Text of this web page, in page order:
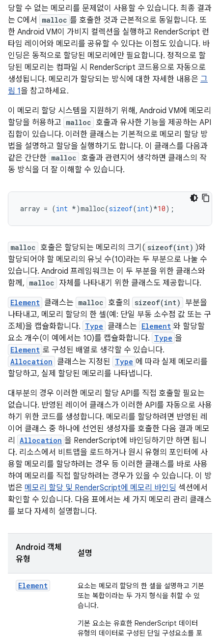
당할 수 없는 메모리를 문제없이 사용할 수 있습니다. 최종 결과
는 C에서
malloc 를 호출한 것과 근본적으로 동일합니다. 또
한 Android VM이 가비지 컬렉션을 실행하고 RenderScript 런
타임 레이어와 메모리를 공유할 수 있다는 이점도 있습니다. 바
인딩은 동적으로 할당된 메모리에만 필요합니다. 정적으로 할
당된 메모리는 컴파일 시 RenderScript 코드용으로 자동으로
생성됩니다. 메모리가 할당되는 방식에 대한 자세한 내용은 그
림 1을 참고하세요.
이 메모리 할당 시스템을 지원하기 위해, Android VM에 메모리
할당을 허용하고 malloc 호출과 유사한 기능을 제공하는 API
집합이 있습니다. 이러한 클래스는 기본적으로 메모리 할당 방
법을 설명하고 할당을 실행하기도 합니다. 이 클래스를 다음과
같은 간단한 malloc 호출과 관련지어 생각하면 클래스의 작
동 방식을 더 잘 이해할 수 있습니다.
array = (int *)malloc(sizeof(int) *10);
malloc 호출은 할당되는 메모리의 크기( sizeof(int) )와
할당되어야 할 메모리의 유닛 수(10)라는 두 부분으로 나눌 수
있습니다. Android 프레임워크는 이 두 부분을 위한 클래스와
함께, malloc 자체를 나타내기 위한 클래스도 제공합니다.
Element 클래스는 malloc 호출의 sizeof(int)
부분을
나타내고, 메모리 할당의 한 셀(예: 단일 부동 소수점 값 또는 구
조체)을 캡슐화합니다. Type 클래스는 Element 와 할당할
요소 개수(이 예에서는 10)를 캡슐화합니다. Type 을
Element 로 구성된 배열로 생각할 수 있습니다.
Allocation 클래스는 지정된 Type 에 따라 실제 메모리를
할당하고, 실제 할당된 메모리를 나타냅니다.
대부분의 경우 이러한 메모리 할당 API를 직접 호출할 필요는
없습니다. 반영된 레이어 클래스가 이러한 API를 자동으로 사용
하기 위한 코드를 생성합니다. 메모리를 할당하려면 반영된 레
이어 클래스 중 하나에 선언된 생성자를 호출한 다음 결과 메모
리
Allocation 을 RenderScript에 바인딩하기만 하면 됩니
다. 리소스에서 비트맵을 로드하거나 원시 유형의 포인터에 사
용할 메모리를 할당하려는 경우 등 이러한 클래스를 바로 사용
하여 메모리를 직접 할당하려는 경우가 있을 수 있습니다. 이 방
법은 메모리 할당 및 RenderScript에 메모리 바인딩 섹션에서
확인할 수 있습니다. 다음 표에서는 세 가지 메모리 관리 클래스
를 보다 자세히 설명합니다.
Android 객체
유형
설명
Element
요소는 메모리 할당의 한 셀을 설명하고 기본
또는 복합이라는 두 가지 형식을 취할 수 있
습니다.
기본 요소는 유효한 RenderScript 데이터
유형의 데이터로 구성된 단일 구성요소를 포